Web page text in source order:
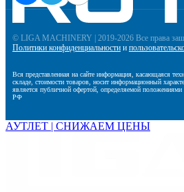
© LIGA MACHINERY | 2019-2026 Все права
Политики конфиденциальности и
Вся представленная на сайте информация, касающаяся
складе, стоимости товаров, носит информационный
является публичной офертой, определяемой положениями
РФ
АУТЛЕТ | СНИЖАЕМ ЦЕНЫ